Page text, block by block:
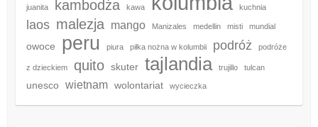
juanita kambodża kawa kuchnia
laos malezja mango Manizales medellin misti mundial
owoce peru piura piłka nożna w kolumbii podróż podróże
z dzieckiem quito skuter tajlandia trujillo tulcan
unesco wietnam wolontariat wycieczka